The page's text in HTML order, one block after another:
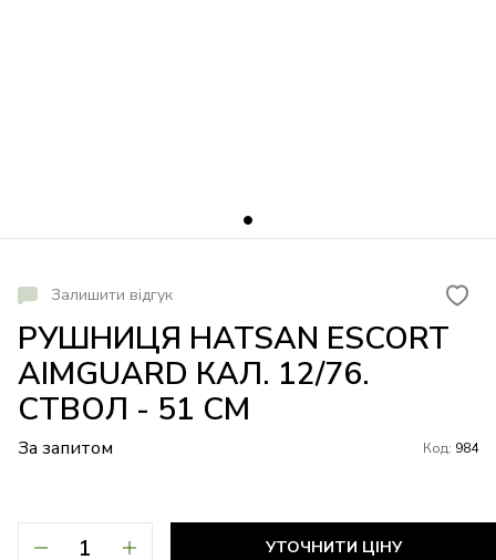
Залишити відгук
РУШНИЦЯ HATSAN ESCORT
AIMGUARD КАЛ. 12/76.
СТВОЛ - 51 СМ
За запитом Код: 984
УТОЧНИТИ ЦІНУ